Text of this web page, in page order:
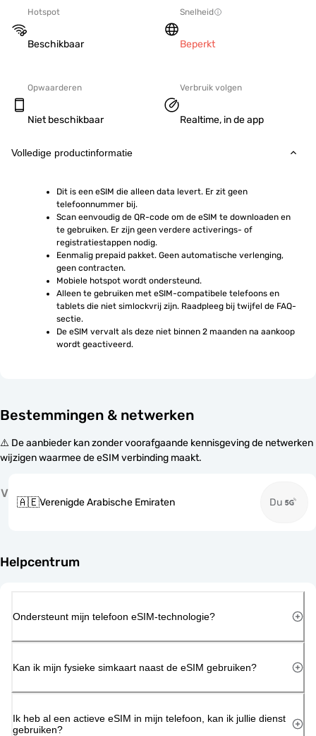
Hotspot
Beschikbaar
Snelheid
Beperkt
Opwaarderen
Niet beschikbaar
Verbruik volgen
Realtime, in de app
Volledige productinformatie
Dit is een eSIM die alleen data levert. Er zit geen
telefoonnummer bij.
Scan eenvoudig de QR-code om de eSIM te downloaden en
te gebruiken. Er zijn geen verdere activerings- of
registratiestappen nodig.
Eenmalig prepaid pakket. Geen automatische verlenging,
geen contracten.
Mobiele hotspot wordt ondersteund.
Alleen te gebruiken met eSIM-compatibele telefoons en
tablets die niet simlockvrij zijn. Raadpleeg bij twijfel de FAQ-
sectie.
De eSIM vervalt als deze niet binnen 2 maanden na aankoop
wordt geactiveerd.
Bestemmingen & netwerken
⚠️ De aanbieder kan zonder voorafgaande kennisgeving de netwerken
wijzigen waarmee de eSIM verbinding maakt.
V
🇦🇪Verenigde Arabische Emiraten Du
Helpcentrum
Ondersteunt mijn telefoon eSIM-technologie?
Kan ik mijn fysieke simkaart naast de eSIM gebruiken?
Ik heb al een actieve eSIM in mijn telefoon, kan ik jullie dienst
gebruiken?